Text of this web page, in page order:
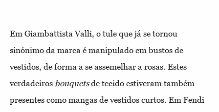
Em Giambattista Valli, o tule que já se tornou
sinónimo da marca é manipulado em bustos de
vestidos, de forma a se assemelhar a rosas. Estes
verdadeiros bouquetsde tecido estiveram também
presentes como mangas de vestidos curtos. Em Fendi